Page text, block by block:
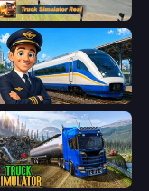
Truck Simulator Real
Idle Train Empire Tycoon
Truck Driving Simulator Game